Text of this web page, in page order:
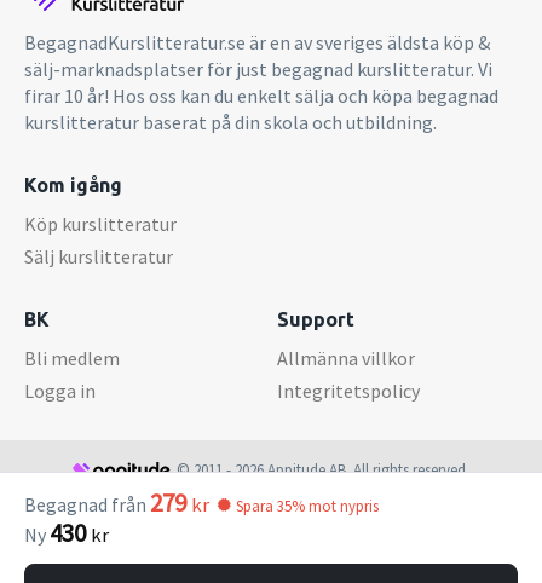
Begagnad från 279kr Spara 35% mot nypris
Ny 430kr
BegagnadKurslitteratur.se är en av sveriges äldsta köp &
sälj-marknadsplatser för just begagnad kurslitteratur. Vi
firar 10 år! Hos oss kan du enkelt sälja och köpa begagnad
kurslitteratur baserat på din skola och utbildning.
Kom igång
Köp kurslitteratur
Sälj kurslitteratur
BK
Bli medlem
Logga in
Support
Allmänna villkor
Integritetspolicy
© 2011 - 2026 Appitude AB. All rights reserved.